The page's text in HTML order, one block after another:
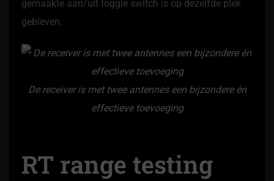
gemaakte aan/uit toggle switch is op dezelfde plek
gebleven.
De receiver is met twee antennes een bijzondere én
effectieve toevoeging
RT range testing